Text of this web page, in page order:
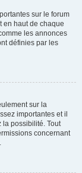
sur le forum
en haut de chaque
les annonces
définies par les
sur la
importantes et il
la possibilité. Tout
concernant